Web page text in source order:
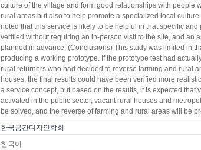
culture of the village and form good relationships with people
rural areas but also to help promote a specialized local
noted that this service is likely to be helpful in that specific
verified without requiring an in-person visit to the site, and an
planned in advance. (Conclusions) This study was limited in
producing a working prototype. If the prototype test had
rural returners who had decided to reverse farming and rural
houses, the final results could have been verified more
a service concept, but based on the results, it is expected that
activated in the public sector, vacant rural houses and
be solved, and the reverse of farming and rural areas will be
한국공간디자인학회
한국어